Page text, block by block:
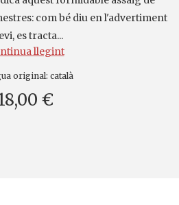
com bé diu en l'advertiment
es tracta...
llegint
original: català
€